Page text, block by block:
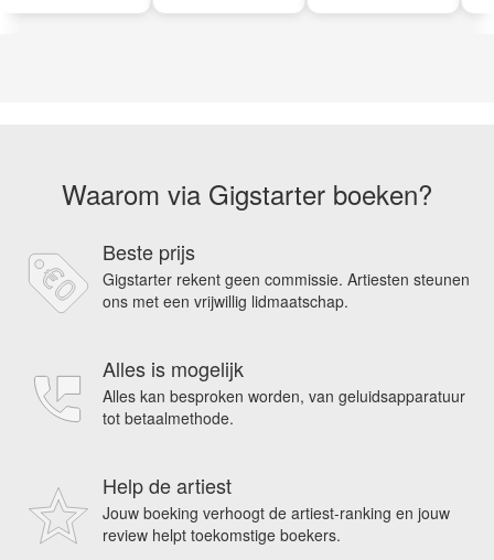
Waarom via Gigstarter boeken?
Beste prijs
Gigstarter rekent geen commissie. Artiesten steunen
ons met een vrijwillig lidmaatschap.
Alles is mogelijk
Alles kan besproken worden, van geluidsapparatuur
tot betaalmethode.
Help de artiest
Jouw boeking verhoogt de artiest-ranking en jouw
review helpt toekomstige boekers.